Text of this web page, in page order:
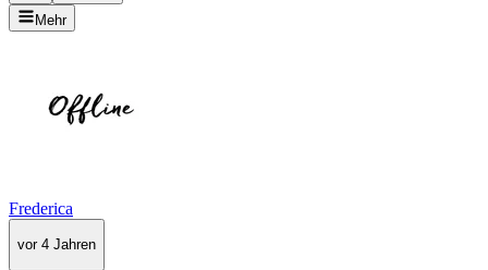
Mehr
Frederica
vor 4 Jahren